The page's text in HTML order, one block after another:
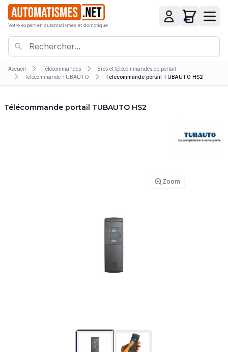
Votre expert en automatismes et domotique
Accueil Télécommandes
Bips et télécommandes de portail
Télécommande TUBAUTO
Télécommande portail TUBAUTO HS2
Télécommande portail TUBAUTO HS2
Zoom